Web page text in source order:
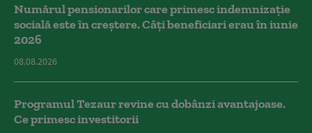
Numărul pensionarilor care primesc indemnizaţie
socială este în creștere. Câți beneficiari erau în iunie
2026
08.08.2026
Programul Tezaur revine cu dobânzi avantajoase.
Ce primesc investitorii